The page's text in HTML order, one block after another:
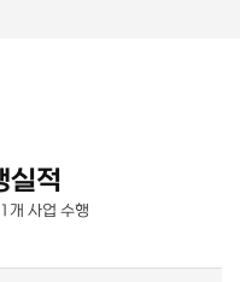
실적
개 사업 수행